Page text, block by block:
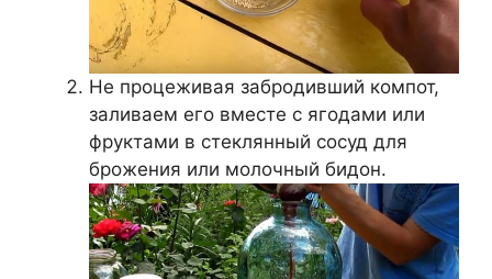
Не процеживая забродивший компот,
заливаем его вместе с ягодами или
фруктами в стеклянный сосуд для
брожения или молочный бидон.